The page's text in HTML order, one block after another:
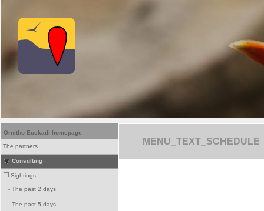
Ornitho Euskadi homepage
The partners
Consulting
Sightings
- The past 2 days
- The past 5 days
MENU_TEXT_SCHEDULE